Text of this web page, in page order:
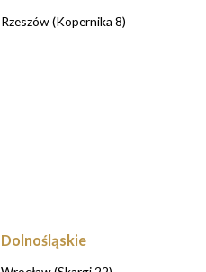
Rzeszów (Kopernika 8)
Dolnośląskie